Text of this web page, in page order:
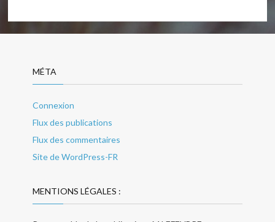
MÉTA
Connexion
Flux des publications
Flux des commentaires
Site de WordPress-FR
MENTIONS LÉGALES :